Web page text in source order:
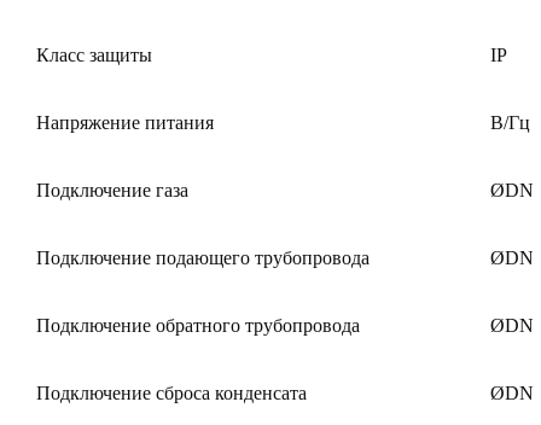
Класс защиты IP
Напряжение питания В/Гц
Подключение газа ØDN
Подключение подающего трубопровода ØDN
Подключение обратного трубопровода ØDN
Подключение сброса конденсата ØDN